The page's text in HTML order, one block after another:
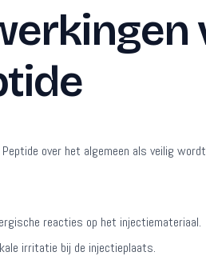
over het algemeen als veilig
reacties op het injectiemateriaal.
irritatie bij de injectieplaats.